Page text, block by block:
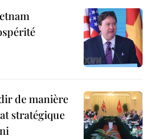
de manière
stratégique